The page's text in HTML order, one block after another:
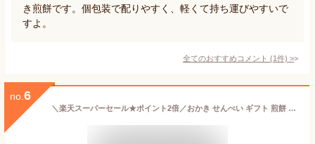
き煎餅です。個包装で配りやすく、軽くて持ち運びやすいで
すよ。
全てのおすすめコメント (1件) >
no. 6
＼楽天スーパーセール★ポイント2倍／おかき せんべい ギフト 煎餅 詰合せ 贈答 個包装 大量 大容量 プレゼント 敬老の日 お菓子 和菓子 ギフト 京都 養老軒 京のにぎやかあられ【72個】【T】お煎餅 おかき あられ 詰め合わせ 退職 送料無料 御礼 おしゃれ